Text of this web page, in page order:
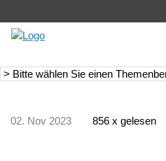
02. Nov 2023 856 x gelesen